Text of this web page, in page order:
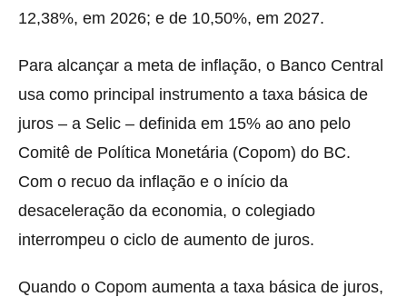
12,38%, em 2026; e de 10,50%, em 2027.
Para alcançar a meta de inflação, o Banco Central
usa como principal instrumento a taxa básica de
juros – a Selic – definida em 15% ao ano pelo
Comitê de Política Monetária (Copom) do BC.
Com o recuo da inflação e o início da
desaceleração da economia, o colegiado
interrompeu o ciclo de aumento de juros.
Quando o Copom aumenta a taxa básica de juros,